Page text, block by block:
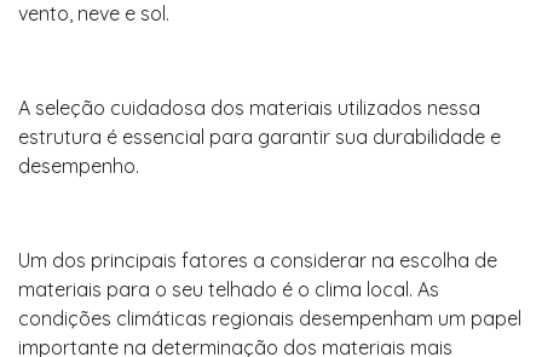
vento, neve e sol.
A seleção cuidadosa dos materiais utilizados nessa
estrutura é essencial para garantir sua durabilidade e
desempenho.
Um dos principais fatores a considerar na escolha de
materiais para o seu telhado é o clima local. As
condições climáticas regionais desempenham um papel
importante na determinação dos materiais mais